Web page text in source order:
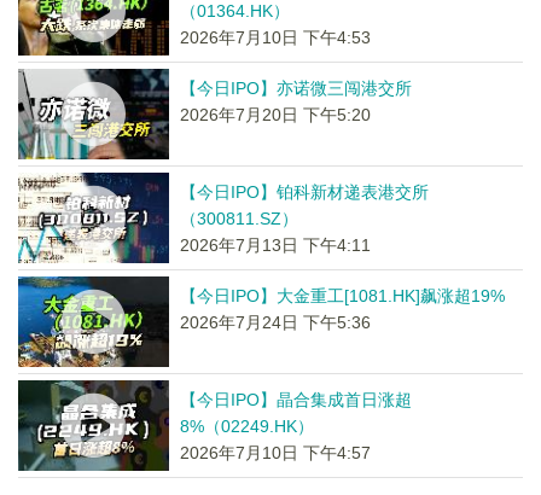
（01364.HK）
2026年7月10日 下午4:53
【今日IPO】亦诺微三闯港交所
2026年7月20日 下午5:20
【今日IPO】铂科新材递表港交所
（300811.SZ）
2026年7月13日 下午4:11
【今日IPO】大金重工[1081.HK]飙涨超19%
2026年7月24日 下午5:36
【今日IPO】晶合集成首日涨超
8%（02249.HK）
2026年7月10日 下午4:57